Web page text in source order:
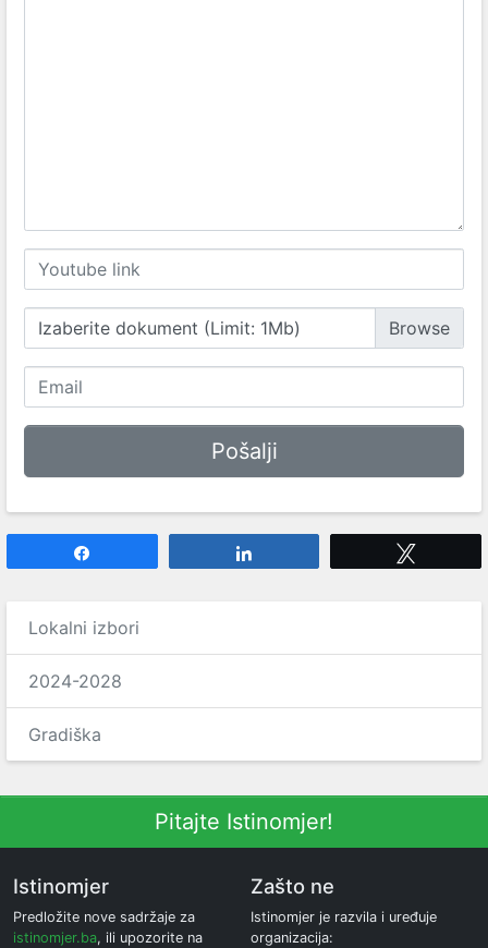
Izaberite dokument (Limit: 1Mb)
Lokalni izbori
2024-2028
Gradiška
Pitajte Istinomjer!
Istinomjer
Predložite nove sadržaje za
istinomjer.ba, ili upozorite na
Zašto ne
Istinomjer je razvila i uređuje
organizacija: